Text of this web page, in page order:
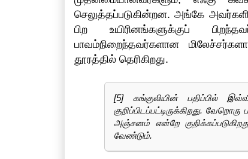
செலுத்தப்படுகின்றன. அங்கே
பிற உயிரினங்களுக்குப்
பாவம்நிறைந்தவர்களான
தூரத்தில் தெரிகிறது.
[5] கங்குலியின் பதிப்பில்
குறிப்பிடப்பட்டிருக்கிறது.
அஞ்சனம் என்றே
வேண்டும்.